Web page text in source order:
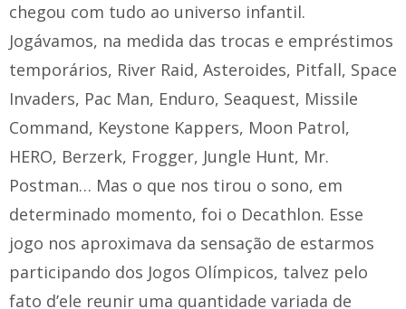
chegou com tudo ao universo infantil.
Jogávamos, na medida das trocas e empréstimos
temporários, River Raid, Asteroides, Pitfall, Space
Invaders, Pac Man, Enduro, Seaquest, Missile
Command, Keystone Kappers, Moon Patrol,
HERO, Berzerk, Frogger, Jungle Hunt, Mr.
Postman… Mas o que nos tirou o sono, em
determinado momento, foi o Decathlon. Esse
jogo nos aproximava da sensação de estarmos
participando dos Jogos Olímpicos, talvez pelo
fato d’ele reunir uma quantidade variada de